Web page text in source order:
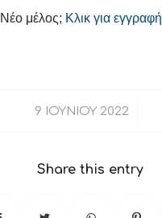
Νέο μέλος; Κλικ για εγγραφή
9 ΙΟΥΝΊΟΥ 2022
/
Share this entry